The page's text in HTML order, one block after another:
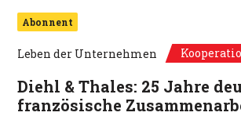
Abonnent
Leben der Unternehmen
Diehl & Thales: 25 Jahre
französische